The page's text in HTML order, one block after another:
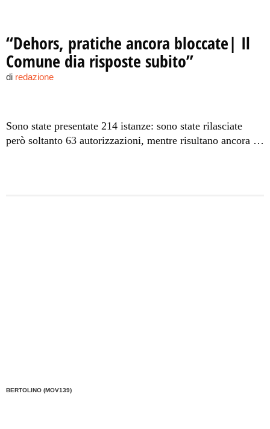
“Dehors, pratiche ancora bloccate| Il
Comune dia risposte subito”
di redazione
Sono state presentate 214 istanze: sono state rilasciate
però soltanto 63 autorizzazioni, mentre risultano ancora in
BERTOLINO (MOV139)